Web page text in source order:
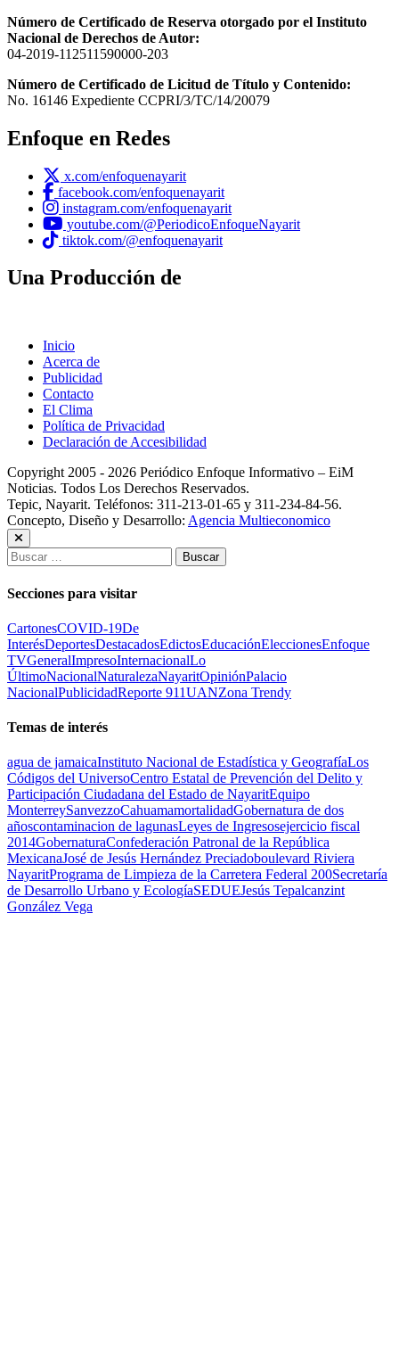
Número de Certificado de Reserva otorgado por el Instituto
Nacional de Derechos de Autor:
04-2019-112511590000-203
Número de Certificado de Licitud de Título y Contenido:
No. 16146 Expediente CCPRI/3/TC/14/20079
Enfoque en Redes
x.com/enfoquenayarit
facebook.com/enfoquenayarit
instagram.com/enfoquenayarit
youtube.com/@PeriodicoEnfoqueNayarit
tiktok.com/@enfoquenayarit
Una Producción de
Inicio
Acerca de
Publicidad
Contacto
El Clima
Política de Privacidad
Declaración de Accesibilidad
Copyright 2005 - 2026 Periódico Enfoque Informativo – EiM
Noticias. Todos Los Derechos Reservados.
Tepic, Nayarit. Teléfonos: 311-213-01-65 y 311-234-84-56.
Concepto, Diseño y Desarrollo: Agencia Multieconomico
Buscar:
Secciones para visitar
CartonesCOVID-19De
InterésDeportesDestacadosEdictosEducaciónEleccionesEnfoque
TVGeneralImpresoInternacionalLo
ÚltimoNacionalNaturalezaNayaritOpiniónPalacio
NacionalPublicidadReporte 911UANZona Trendy
Temas de interés
agua de jamaicaInstituto Nacional de Estadística y GeografíaLos
Códigos del UniversoCentro Estatal de Prevención del Delito y
Participación Ciudadana del Estado de NayaritEquipo
MonterreySanvezzoCahuamamortalidadGobernatura de dos
añoscontaminacion de lagunasLeyes de Ingresosejercicio fiscal
2014GobernaturaConfederación Patronal de la República
MexicanaJosé de Jesús Hernández Preciadoboulevard Riviera
NayaritPrograma de Limpieza de la Carretera Federal 200Secretaría
de Desarrollo Urbano y EcologíaSEDUEJesús Tepalcanzint
González Vega